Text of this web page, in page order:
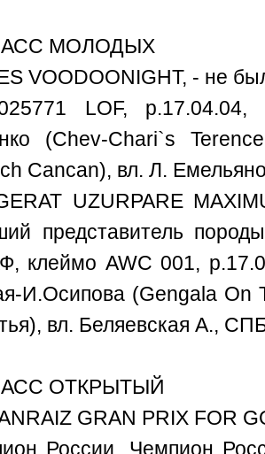
МОЛОДЫХ
VOODOONIGHT, - не
LOF, р.17.04.04,
(Chev-Chari`s
Cancan), вл. Л.
UZURPARE
представитель
клеймо AWC 001,
И.Осипова (Gengala
вл. Беляевская А.,
ОТКРЫТЫЙ
GRAN PRIX FOR
России, Чемпион